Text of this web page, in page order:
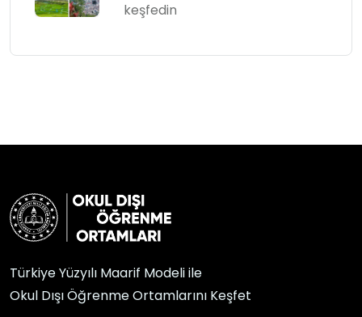
keşfedin
Türkiye Yüzyılı Maarif Modeli ile
Okul Dışı Öğrenme Ortamlarını Keşfet